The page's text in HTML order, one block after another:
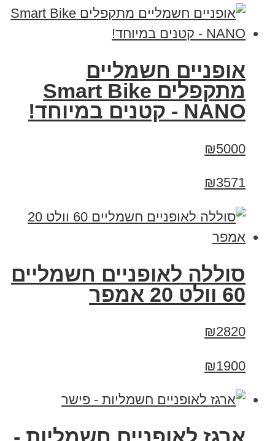
אופניים חשמליים
מתקפלים Smart Bike
NANO - קטנים במיוחד!
₪5000
₪3571
סוללה לאופניים חשמליים
60 וולט 20 אמפר
₪2820
₪1900